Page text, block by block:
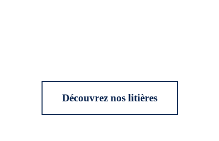
Découvrez nos litières